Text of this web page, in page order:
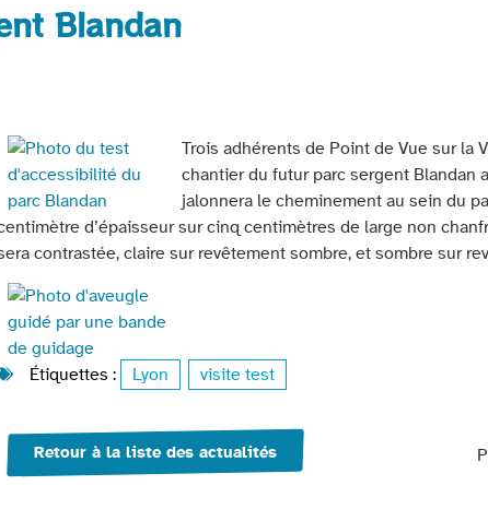
Blandan
Trois adhérents de Point de Vue sur la
chantier du futur parc sergent Blandan
jalonnera le cheminement au sein du
d’épaisseur sur cinq centimètres de large non
contrastée, claire sur revêtement sombre, et sombre sur
Étiquettes : Lyon visite test
Retour à la liste des actualités